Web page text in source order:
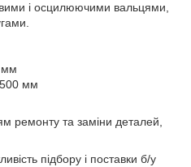
і осцилюючими вальцями,
мм
мм
ремонту та заміни деталей,
підбору і поставки б/у